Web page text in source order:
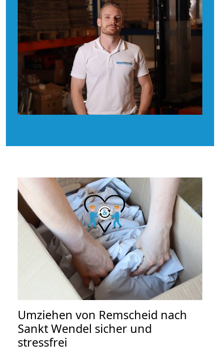
Umziehen von Remscheid nach
Sankt Wendel sicher und
stressfrei